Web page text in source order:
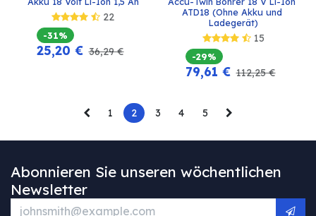
22
-31%
25,20 € 36,29€
ATD18 (Ohne Akku und
Ladegerät)
15
-29%
79,61 € 112,25€
1 2 3 4 5
Abonnieren Sie unseren wöchentlichen
Newsletter